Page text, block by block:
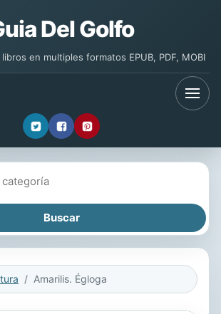
Del Golfo
en multiples formatos EPUB, PDF, MOBI
Amarilis. Égloga